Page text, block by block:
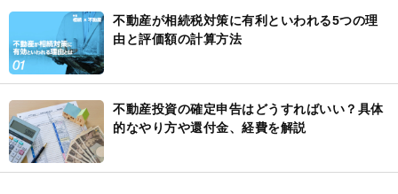
不動産が相続税対策に有利といわれる5つの理
由と評価額の計算方法
不動産投資の確定申告はどうすればいい？具体
的なやり方や還付金、経費を解説